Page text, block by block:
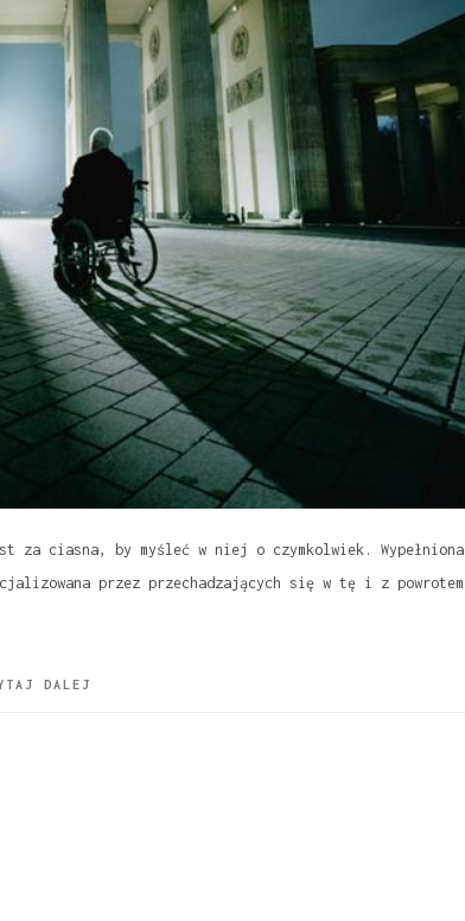
za ciasna, by myśleć w niej o czymkolwiek. Wypełniona
przez przechadzających się w tę i z powrotem
DALEJ